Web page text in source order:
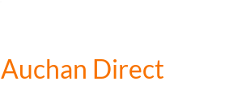
Auchan Direct